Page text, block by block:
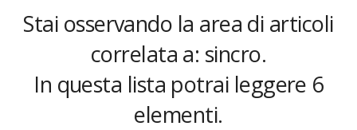
Stai osservando la area di articoli
correlata a: sincro.
In questa lista potrai leggere 6
elementi.